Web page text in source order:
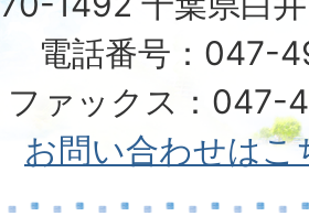
電話番号：047-
ファックス：047-
お問い合わせはこ